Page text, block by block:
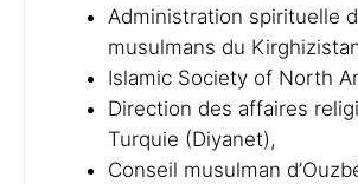
Administration spirituelle
musulmans du
Islamic Society of North
Direction des affaires
Turquie (Diyanet),
Conseil musulman